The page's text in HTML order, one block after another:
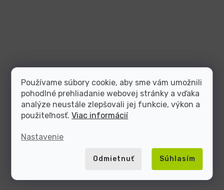
Používame súbory cookie, aby sme vám umožnili
pohodlné prehliadanie webovej stránky a vďaka
analýze neustále zlepšovali jej funkcie, výkon a
použiteľnosť.Viac informácií
Nastavenie
Odmietnuť Súhlasím